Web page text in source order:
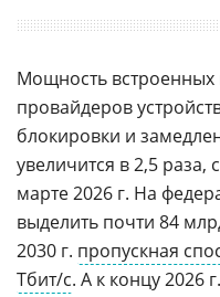
Мощность встроенных
провайдеров
блокировки и
увеличится в 2,5
марте 2026 г. На
выделить почти 84
2030 г. пропускная
Тбит/с. А к концу 2026